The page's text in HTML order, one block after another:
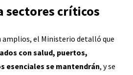
sectores críticos
amplios, el Ministerio detalló que
con salud, puertos,
esenciales se mantendrán, y se